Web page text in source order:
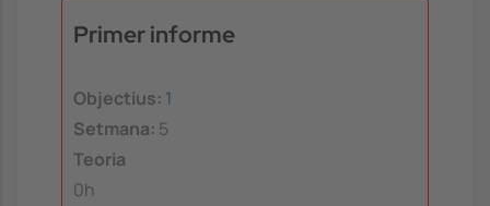
Primer informe
Objectius: 1
Setmana: 5
Teoria
0h